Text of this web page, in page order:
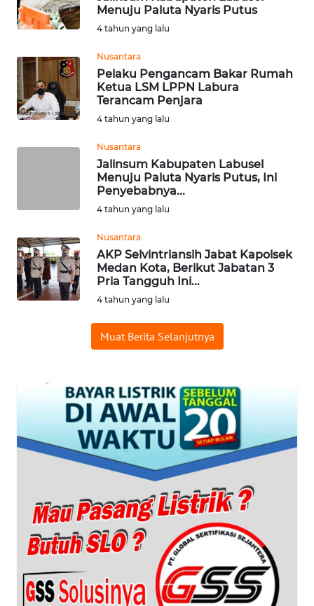
Menuju Paluta Nyaris Putus
4 tahun yang lalu
Nusantara
Pelaku Pengancam Bakar Rumah
Ketua LSM LPPN Labura
Terancam Penjara
4 tahun yang lalu
Nusantara
Jalinsum Kabupaten Labusel
Menuju Paluta Nyaris Putus, Ini
Penyebabnya...
4 tahun yang lalu
Nusantara
AKP Selvintriansih Jabat Kapolsek
Medan Kota, Berikut Jabatan 3
Pria Tangguh Ini...
4 tahun yang lalu
Muat Berita Selanjutnya
KONSUMEN
LISTRIK
WAHANA
TRAVEL
WAHANANEWS
WAHANANEWS
CO ID
WAHANA
PERSONA
WAHANA
OTOMOTIF